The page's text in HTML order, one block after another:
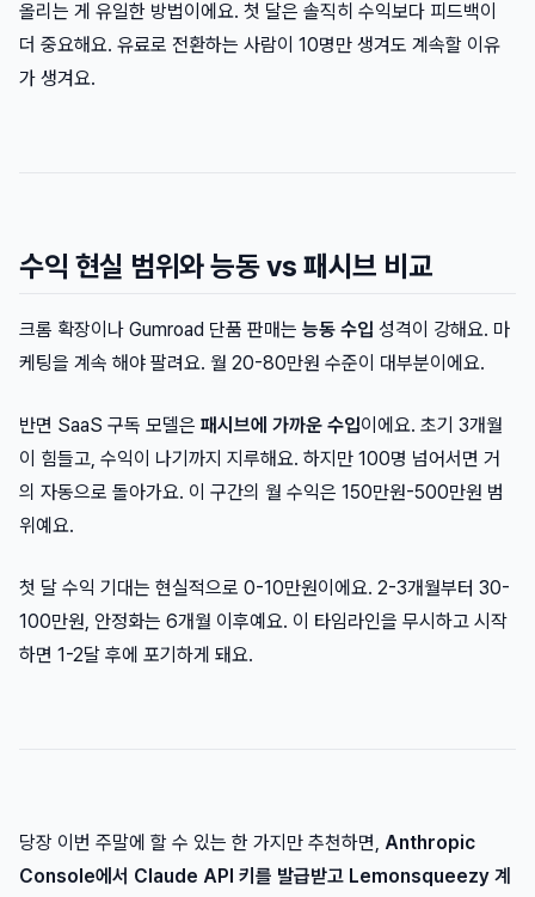
올리는 게 유일한 방법이에요. 첫 달은 솔직히 수익보다 피드백이
더 중요해요. 유료로 전환하는 사람이 10명만 생겨도 계속할 이유
가 생겨요.
수익 현실 범위와 능동 vs 패시브 비교
크롬 확장이나 Gumroad 단품 판매는 능동 수입 성격이 강해요. 마
케팅을 계속 해야 팔려요. 월 20-80만원 수준이 대부분이에요.
반면 SaaS 구독 모델은 패시브에 가까운 수입이에요. 초기 3개월
이 힘들고, 수익이 나기까지 지루해요. 하지만 100명 넘어서면 거
의 자동으로 돌아가요. 이 구간의 월 수익은 150만원-500만원 범
위예요.
첫 달 수익 기대는 현실적으로 0-10만원이에요. 2-3개월부터 30-
100만원, 안정화는 6개월 이후예요. 이 타임라인을 무시하고 시작
하면 1-2달 후에 포기하게 돼요.
당장 이번 주말에 할 수 있는 한 가지만 추천하면, Anthropic
Console에서 Claude API 키를 발급받고 Lemonsqueezy 계